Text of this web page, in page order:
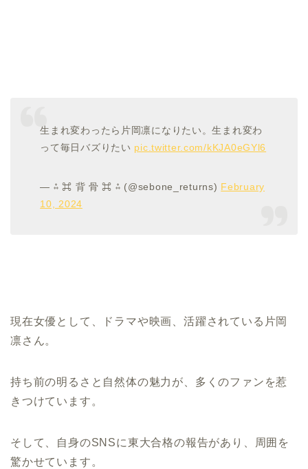
生まれ変わったら片岡凛になりたい。生まれ変わ
って毎日バズりたい pic.twitter.com/kKJA0eGYl6
— ⁂ ⌘ 背 骨 ⌘ ⁂ (@sebone_returns) February
10, 2024
現在女優として、ドラマや映画、活躍されている片岡
凛さん。
持ち前の明るさと自然体の魅力が、多くのファンを惹
きつけています。
そして、自身のSNSに東大合格の報告があり、周囲を
驚かせています。